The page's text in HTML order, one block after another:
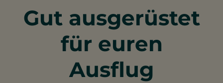
Gut ausgerüstet
für euren
Ausflug